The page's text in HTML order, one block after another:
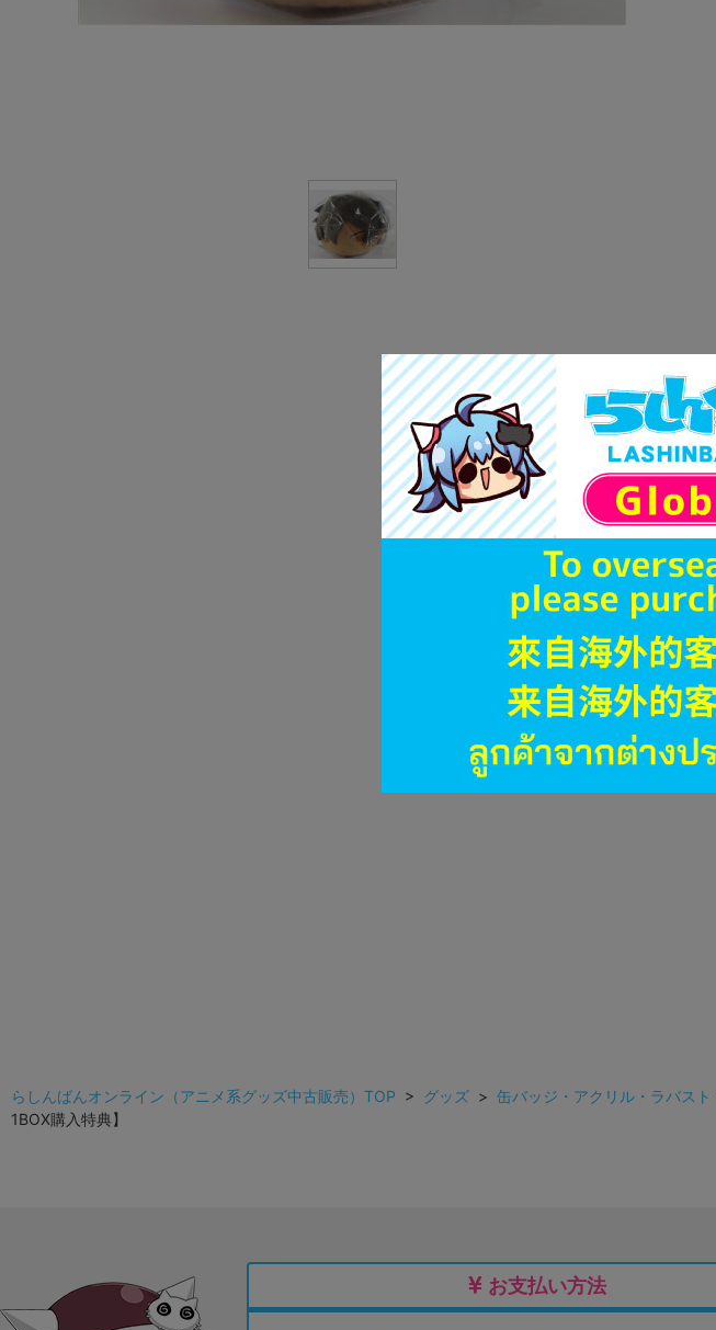
らしんばんオンライン（アニメ系グッズ中古販売）TOP > グッズ > 缶バッジ・アクリル・ラバス
1BOX購入特典】
お支払い方法